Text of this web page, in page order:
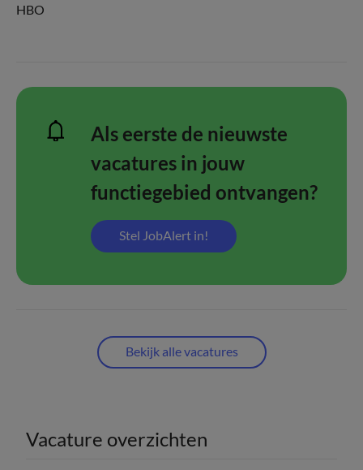
HBO
Als eerste de nieuwste
vacatures in jouw
functiegebied ontvangen?
Stel JobAlert in!
Bekijk alle vacatures
Vacature overzichten